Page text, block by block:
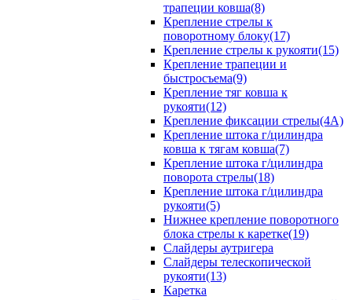
трапеции ковша(8)
Крепление стрелы к
поворотному блоку(17)
Крепление стрелы к рукояти(15)
Крепление трапеции и
быстросъема(9)
Крепление тяг ковша к
рукояти(12)
Крепление фиксации стрелы(4A)
Крепление штока г/цилиндра
ковша к тягам ковша(7)
Крепление штока г/цилиндра
поворота стрелы(18)
Крепление штока г/цилиндра
рукояти(5)
Нижнее крепление поворотного
блока стрелы к каретке(19)
Слайдеры аутригера
Слайдеры телескопической
рукояти(13)
Каретка